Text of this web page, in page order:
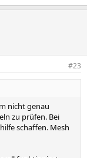
#23
nicht genau
zu prüfen. Bei
schaffen. Mesh